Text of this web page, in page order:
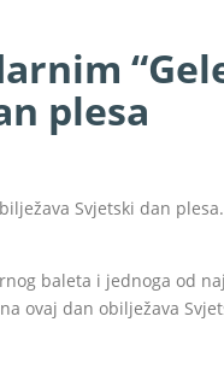
plesa
Svjetski dan plesa.
baleta i jednoga od
ovaj dan obilježava